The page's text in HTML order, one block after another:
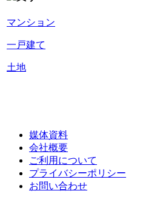
マンション
一戸建て
土地
媒体資料
会社概要
ご利用について
プライバシーポリシー
お問い合わせ